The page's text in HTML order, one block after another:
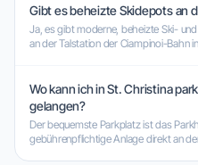
Gibt es beheizte Skidepots an
Ja, es gibt moderne, beheizte Ski-
an der Talstation der Ciampinoi-Bahn
Wo kann ich in St. Christina
gelangen?
Der bequemste Parkplatz ist das
gebührenpflichtige Anlage direkt an